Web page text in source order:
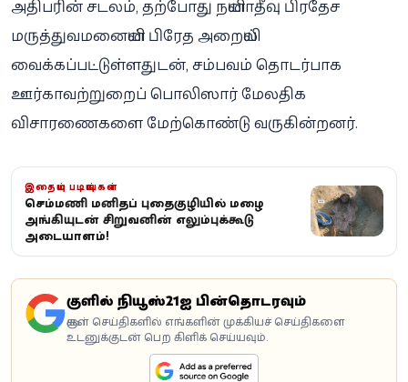
அதிபரின் சடலம், தற்போது நயினாதீவு பிரதேச
மருத்துவமனையின் பிரேத அறையில்
வைக்கப்பட்டுள்ளதுடன், சம்பவம் தொடர்பாக
ஊர்காவற்றுறைப் பொலிஸார் மேலதிக
விசாரணைகளை மேற்கொண்டு வருகின்றனர்.
இதையும் படியுங்கள்
செம்மணி மனிதப் புதைகுழியில் மழை
அங்கியுடன் சிறுவனின் எலும்புக்கூடு
அடையாளம்!
கூகுளில் நியூஸ்21ஐ பின்தொடரவும்
கூகுள் செய்திகளில் எங்களின் முக்கியச் செய்திகளை
உடனுக்குடன் பெற கிளிக் செய்யவும்.